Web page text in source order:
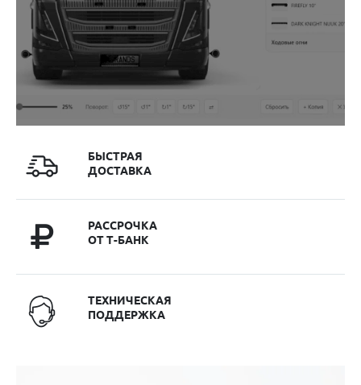
БЫСТРАЯ
ДОСТАВКА
РАССРОЧКА
ОТ Т-БАНК
ТЕХНИЧЕСКАЯ
ПОДДЕРЖКА